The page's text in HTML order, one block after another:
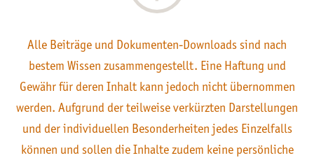
Alle Beiträge und Dokumenten-Downloads sind nach
bestem Wissen zusammengestellt. Eine Haftung und
Gewähr für deren Inhalt kann jedoch nicht übernommen
werden. Aufgrund der teilweise verkürzten Darstellungen
und der individuellen Besonderheiten jedes Einzelfalls
können und sollen die Inhalte zudem keine persönliche